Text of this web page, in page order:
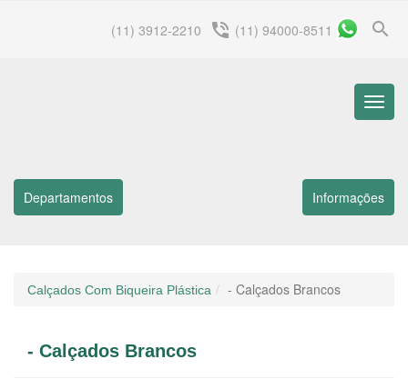
search
(11) 3912-2210 phone_in_talk (11) 94000-8511
Menu
Departamentos Informações
Calçados Com Biqueira Plástica - Calçados Brancos
- Calçados Brancos